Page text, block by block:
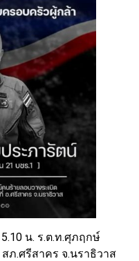
น. ร.ต.ท.ศุภฤกษ์
ภ.ศรีสาคร จ.นราธิวาส